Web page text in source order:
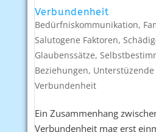
Verbundenheit
Bedürfniskommunikation,
Salutogene Faktoren,
Glaubenssätze,
Beziehungen,
Verbundenheit
Ein Zusammenhang
Verbundenheit mag erst